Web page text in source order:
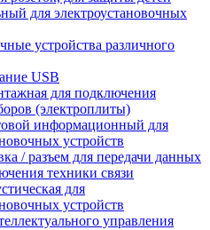
для электроустановочных
устройства различного
USB
для подключения
(электроплиты)
информационный для
устройств
/ разъем для передачи данных
техники связи
для
устройств
управления